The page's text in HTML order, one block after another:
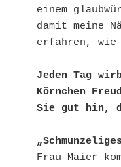
einem
damit meine
erfahren, wie
Jeden Tag
Körnchen
Sie gut hin,
Frau Maier